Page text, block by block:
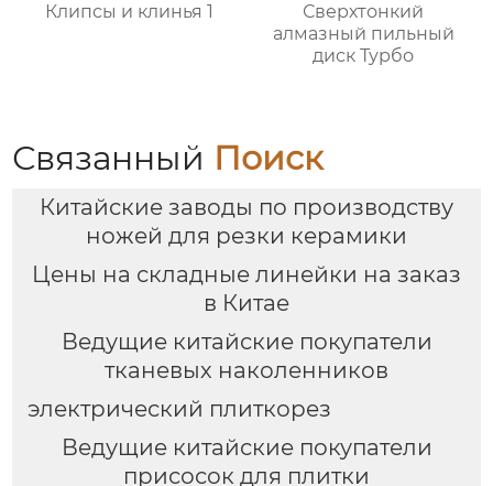
Клипсы и клинья 1
Сверхтонкий
алмазный пильный
диск Турбо
Связанный Поиск
Китайские заводы по производству
ножей для резки керамики
Цены на складные линейки на заказ
в Китае
Ведущие китайские покупатели
тканевых наколенников
электрический плиткорез
Ведущие китайские покупатели
присосок для плитки